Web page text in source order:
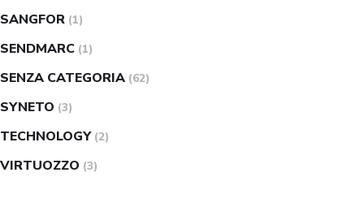
SANGFOR (1)
SENDMARC (1)
SENZA CATEGORIA (62)
SYNETO (3)
TECHNOLOGY (2)
VIRTUOZZO (3)